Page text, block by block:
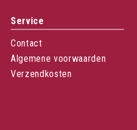
Service
Contact
Algemene voorwaarden
Verzendkosten